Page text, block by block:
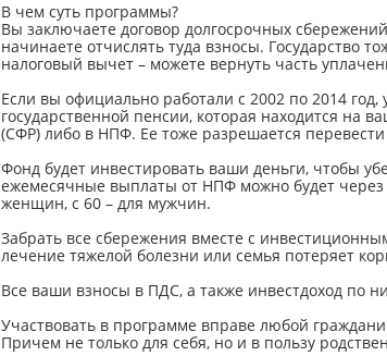
В чем суть программы?
Вы заключаете договор долгосрочных
начинаете отчислять туда взносы. Государство
налоговый вычет – можете вернуть часть
Если вы официально работали с 2002 по 2014
государственной пенсии, которая находится на
(СФР) либо в НПФ. Ее тоже разрешается
Фонд будет инвестировать ваши деньги, чтобы
ежемесячные выплаты от НПФ можно будет через
женщин, с 60 – для мужчин.
Забрать все сбережения вместе с
лечение тяжелой болезни или семья потеряет
Все ваши взносы в ПДС, а также инвестдоход по
Участвовать в программе вправе любой
Причем не только для себя, но и в пользу